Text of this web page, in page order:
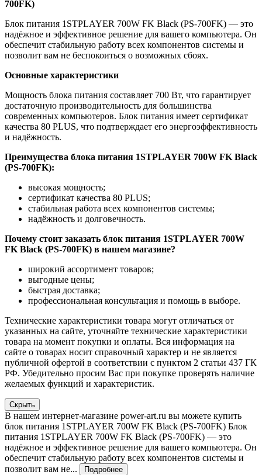
700FK)
Блок питания 1STPLAYER 700W FK Black (PS-700FK) — это
надёжное и эффективное решение для вашего компьютера. Он
обеспечит стабильную работу всех компонентов системы и
позволит вам не беспокоиться о возможных сбоях.
Основные характеристики
Мощность блока питания составляет 700 Вт, что гарантирует
достаточную производительность для большинства
современных компьютеров. Блок питания имеет сертификат
качества 80 PLUS, что подтверждает его энергоэффективность
и надёжность.
Преимущества блока питания 1STPLAYER 700W FK Black
(PS-700FK):
высокая мощность;
сертификат качества 80 PLUS;
стабильная работа всех компонентов системы;
надёжность и долговечность.
Почему стоит заказать блок питания 1STPLAYER 700W
FK Black (PS-700FK) в нашем магазине?
широкий ассортимент товаров;
выгодные цены;
быстрая доставка;
профессиональная консультация и помощь в выборе.
Технические характеристики товара могут отличаться от
указанных на сайте, уточняйте технические характеристики
товара на момент покупки и оплаты. Вся информация на
сайте о товарах носит справочный характер и не является
публичной офертой в соответствии с пунктом 2 статьи 437 ГК
РФ. Убедительно просим Вас при покупке проверять наличие
желаемых функций и характеристик.
Скрыть
В нашем интернет-магазине power-art.ru вы можете купить
блок питания 1STPLAYER 700W FK Black (PS-700FK) Блок
питания 1STPLAYER 700W FK Black (PS-700FK) — это
надёжное и эффективное решение для вашего компьютера. Он
обеспечит стабильную работу всех компонентов системы и
позволит вам не...
Подробнее